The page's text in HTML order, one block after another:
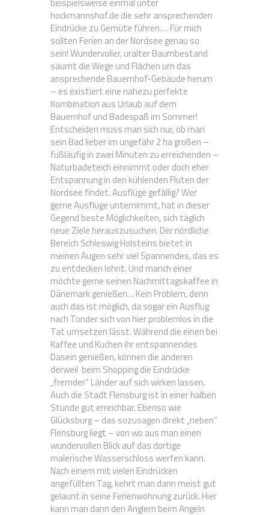
hockmannshof.de die sehr ansprechenden
Eindrücke zu Gemüte führen…. Für mich
sollten Ferien an der Nordsee genau so
sein! Wundervoller, uralter Baumbestand
säumt die Wege und Flächen um das
ansprechende Bauernhof-Gebäude herum
– es existiert eine nahezu perfekte
Kombination aus Urlaub auf dem
Bauernhof und Badespaß im Sommer!
Entscheiden muss man sich nur, ob man
sein Bad lieber im ungefähr 2 ha großen –
fußläufig in zwei Minuten zu erreichenden –
Naturbadeteich einnimmt oder doch eher
Entspannung in den kühlenden Fluten der
Nordsee findet. Ausflüge gefällig? Wer
gerne Ausflüge unternimmt, hat in dieser
Gegend beste Möglichkeiten, sich täglich
neue Ziele herauszusuchen. Der nördliche
Bereich Schleswig Holsteins bietet in
meinen Augen sehr viel Spannendes, das es
zu entdecken lohnt. Und manch einer
möchte gerne seinen Nachmittagskaffee in
Dänemark genießen… Kein Problem, denn
auch das ist möglich, da sogar ein Ausflug
nach Tonder sich von hier problemlos in die
Tat umsetzen lässt. Während die einen bei
Kaffee und Kuchen ihr entspannendes
Dasein genießen, können die anderen
derweil beim Shopping die Eindrücke
„fremder“ Länder auf sich wirken lassen.
Auch die Stadt Flensburg ist in einer halben
Stunde gut erreichbar. Ebenso wie
Glücksburg – das sozusagen direkt „neben“
Flensburg liegt – von wo aus man einen
wundervollen Blick auf das dortige
malerische Wasserschloss werfen kann.
Nach einem mit vielen Eindrücken
angefüllten Tag, kehrt man dann meist gut
gelaunt in seine Ferienwohnung zurück. Hier
kann man dann den Anglern beim Angeln